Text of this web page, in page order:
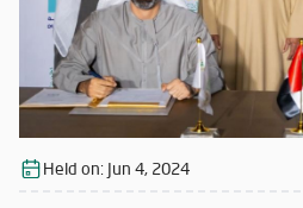
Held on: Jun 4, 2024